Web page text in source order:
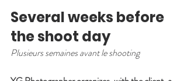
Several weeks before
the shoot day
Plusieurs semaines avant le shooting